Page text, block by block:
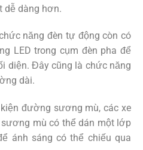
dễ dàng hơn.
năng đèn tự động còn có
LED trong cụm đèn pha để
diện. Đây cũng là chức năng
dài.
đường sương mù, các xe
mù có thể dán một lớp
ánh sáng có thể chiếu qua